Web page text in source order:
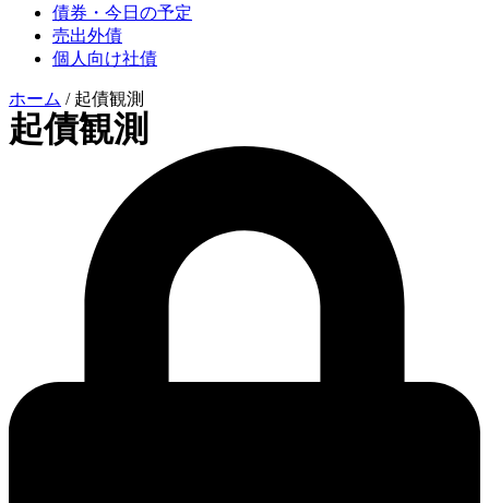
債券・今日の予定
売出外債
個人向け社債
ホーム / 起債観測
起債観測